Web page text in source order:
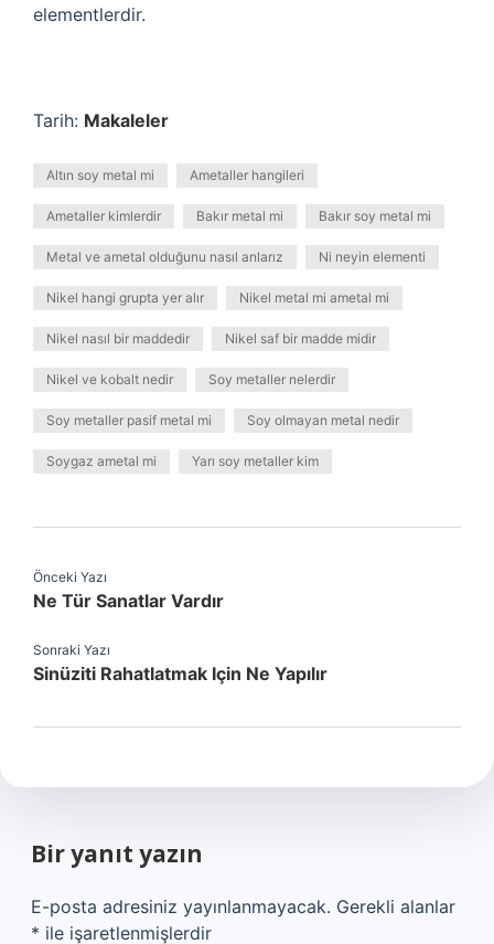
elementlerdir.
Tarih: Makaleler
Altın soy metal mi Ametaller hangileri
Ametaller kimlerdir Bakır metal mi Bakır soy metal mi
Metal ve ametal olduğunu nasıl anlarız Ni neyin elementi
Nikel hangi grupta yer alır Nikel metal mi ametal mi
Nikel nasıl bir maddedir Nikel saf bir madde midir
Nikel ve kobalt nedir Soy metaller nelerdir
Soy metaller pasif metal mi Soy olmayan metal nedir
Soygaz ametal mi Yarı soy metaller kim
Önceki Yazı
Ne Tür Sanatlar Vardır
Sonraki Yazı
Sinüziti Rahatlatmak Için Ne Yapılır
Bir yanıt yazın
E-posta adresiniz yayınlanmayacak. Gerekli alanlar
* ile işaretlenmişlerdir